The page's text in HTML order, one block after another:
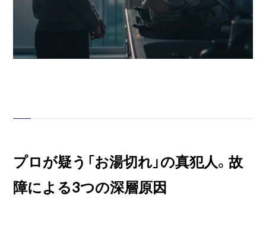
プロが疑う「お湯切れ」の真犯人。故
障による3つの深層原因